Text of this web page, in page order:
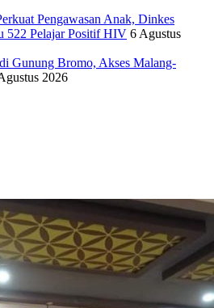
Pengawasan Anak, Dinkes
522 Pelajar Positif HIV 6 Agustus
Gunung Bromo, Akses Malang-
2026